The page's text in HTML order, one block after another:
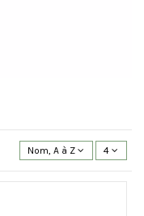
Nom, A à Z 4